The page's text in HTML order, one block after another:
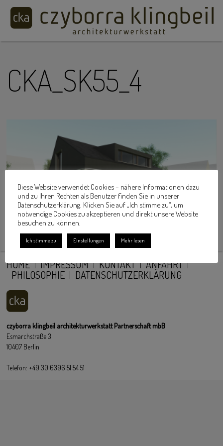
CKA_SK55_4
HOME IMPRESSUM KONTAKT
ANFAHRT
PHILOSOPHIE
DATENSCHUTZERKLÄRUNG
czyborra klingbeil architekturwerkstatt Partnerschaft mbB
Esmarchstraße 3
10407 Berlin
Telefon: +49 30 6396 51 54 51
Diese Website verwendet Cookies – nähere Informationen dazu
und zu Ihren Rechten als Benutzer finden Sie in unserer
Datenschutzerklärung. Klicken Sie auf „Ich stimme zu“, um
notwendige Cookies zu akzeptieren und direkt unsere Website
besuchen zu können.
Ich stimme zu Einstellungen Mehr lesen